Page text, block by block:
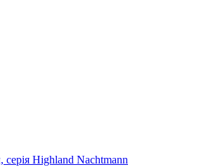
Highland Nachtmann